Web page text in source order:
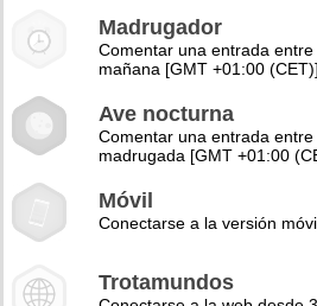
Madrugador
Comentar una entrada
mañana [GMT +01:00 (CET)]
Ave nocturna
Comentar una entrada
madrugada [GMT +01:00
Móvil
Conectarse a la versión
Trotamundos